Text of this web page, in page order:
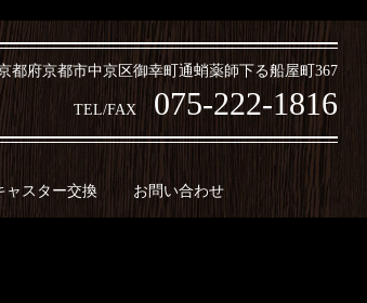
都府京都市中京区御幸町通蛸薬師下る船屋町367
TEL/FAX 075-222-1816
ャスター交換 お問い合わせ